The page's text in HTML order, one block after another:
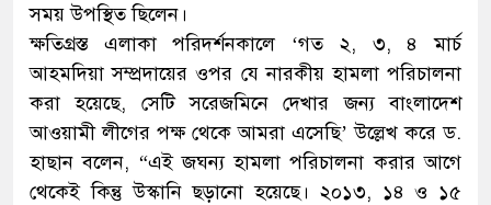
সময় উপস্থিত ছিলেন।
ক্ষতিগ্রস্ত এলাকা পরিদর্শনকালে ‘গত ২, ৩, ৪ মার্চ
আহমদিয়া সম্প্রদায়ের ওপর যে নারকীয় হামলা পরিচালনা
করা হয়েছে, সেটি সরেজমিনে দেখার জন্য বাংলাদেশ
আওয়ামী লীগের পক্ষ থেকে আমরা এসেছি’ উল্লেখ করে ড.
হাছান বলেন, “এই জঘন্য হামলা পরিচালনা করার আগে
থেকেই কিন্তু উস্কানি ছড়ানো হয়েছে। ২০১৩, ১৪ ও ১৫